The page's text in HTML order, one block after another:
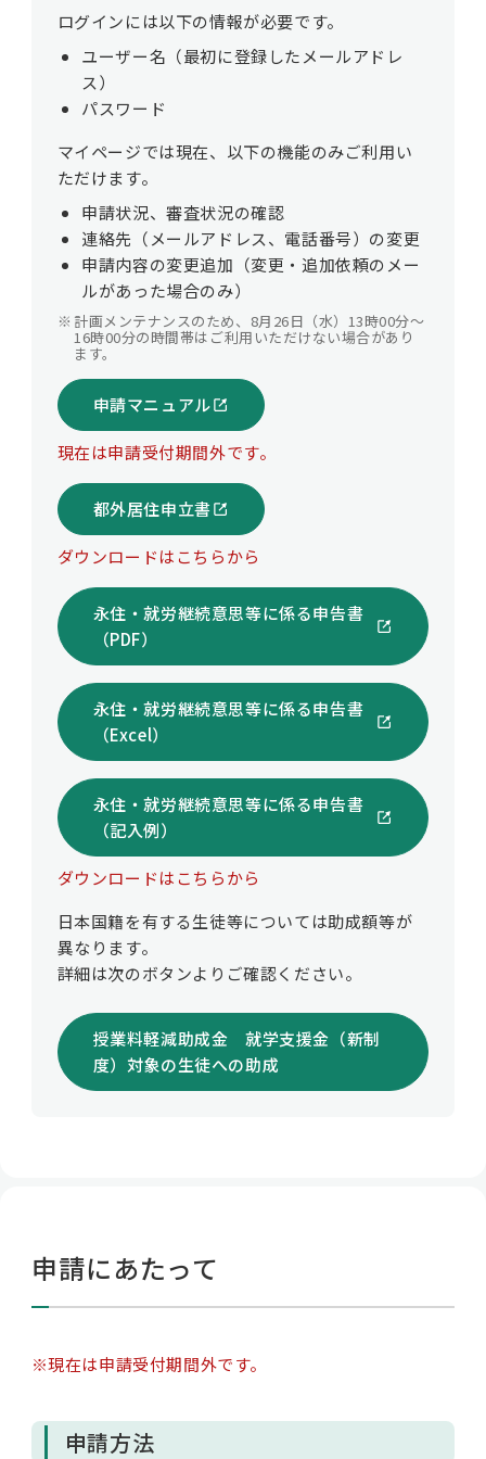
ログインには以下の情報が必要です。
ユーザー名（最初に登録したメールアドレ
ス）
パスワード
マイページでは現在、以下の機能のみご利用い
ただけます。
申請状況、審査状況の確認
連絡先（メールアドレス、電話番号）の変更
申請内容の変更追加（変更・追加依頼のメー
ルがあった場合のみ）
※ 計画メンテナンスのため、8月26日（水）13時00分～
16時00分の時間帯はご利用いただけない場合があり
ます。
申請マニュアル
現在は申請受付期間外です。
都外居住申立書
ダウンロードはこちらから
永住・就労継続意思等に係る申告書
（PDF）
永住・就労継続意思等に係る申告書
（Excel）
永住・就労継続意思等に係る申告書
（記入例）
ダウンロードはこちらから
日本国籍を有する生徒等については助成額等が
異なります。
詳細は次のボタンよりご確認ください。
授業料軽減助成金 就学支援金（新制
度）対象の生徒への助成
申請にあたって
※現在は申請受付期間外です。
申請方法